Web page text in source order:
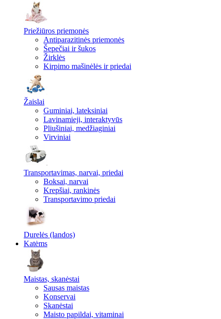
Priežiūros priemonės
Antiparazitinės priemonės
Šepečiai ir šukos
Žirklės
Kirpimo mašinėlės ir priedai
Žaislai
Guminiai, lateksiniai
Lavinamieji, interaktyvūs
Pliušiniai, medžiaginiai
Virviniai
Transportavimas, narvai, priedai
Boksai, narvai
Krepšiai, rankinės
Transportavimo priedai
Durelės (landos)
Katėms
Maistas, skanėstai
Sausas maistas
Konservai
Skanėstai
Maisto papildai, vitaminai